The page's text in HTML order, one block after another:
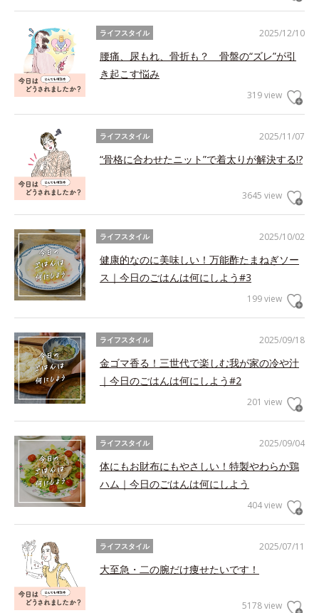
2025/12/10
ライフスタイル
腰痛、尿もれ、骨折も？ 骨盤の“ズレ”が引
き起こす悩み
319 view
2025/11/07
ライフスタイル
“骨格に合わせたニット”で着太りが解決する!?
3645 view
2025/10/02
ライフスタイル
健康的なのに美味しい！万能酢たまねぎソー
ス｜今日のごはんは何にしよう#3
199 view
2025/09/18
ライフスタイル
金ゴマ香る！三世代で楽しむ我が家の冷や汁
｜今日のごはんは何にしよう#2
201 view
2025/09/04
ライフスタイル
体にもお財布にもやさしい！特製やわらか鶏
ハム｜今日のごはんは何にしよう
404 view
2025/07/11
ライフスタイル
大至急・二の腕だけ痩せたいです！
5178 view